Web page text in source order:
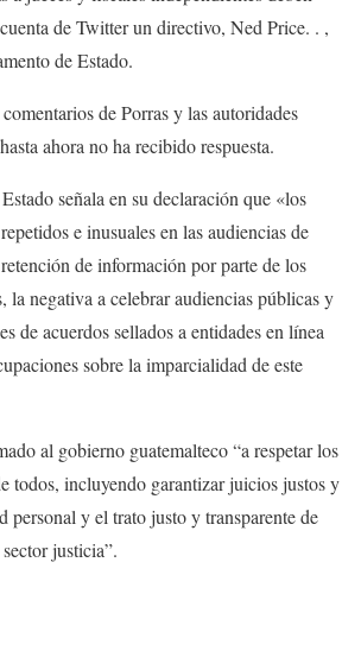
de Twitter un directivo, Ned Price. . ,
de Estado.
de Porras y las autoridades
ahora no ha recibido respuesta.
señala en su declaración que «los
e inusuales en las audiencias de
de información por parte de los
la negativa a celebrar audiencias públicas y
de acuerdos sellados a entidades en línea
sobre la imparcialidad de este
al gobierno guatemalteco “a respetar los
todos, incluyendo garantizar juicios justos y
personal y el trato justo y transparente de
justicia”.